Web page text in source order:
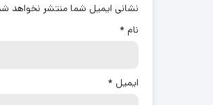
نشانی ایمیل شما منتشر نخواهد
نام *
ایمیل *